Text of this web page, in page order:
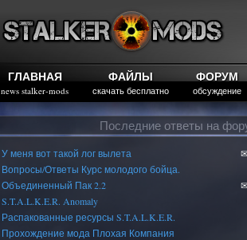
ГЛАВНАЯ
news stalker-mods
ФАЙЛЫ
скачать бесплатно
ФОРУМ
обсуждение
Последние ответы на
У меня вот такой лог вылета
Вопросы/Ответы Курс молодого бойца.
Объединенный Пак 2.2
S.T.A.L.K.E.R. Anomaly
Распакованные ресурсы S.T.A.L.K.E.R.
Прохождение мода Плохая Компания